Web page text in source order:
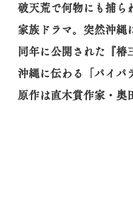
破天荒で何物にも捕ら
家族ドラマ。突然沖縄
同年に公開された『
沖縄に伝わる「パイパ
原作は直木賞作家・奥